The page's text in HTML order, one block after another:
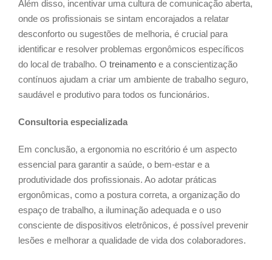
Além disso, incentivar uma cultura de comunicação aberta,
onde os profissionais se sintam encorajados a relatar
desconforto ou sugestões de melhoria, é crucial para
identificar e resolver problemas ergonômicos específicos
do local de trabalho. O treinamento e a conscientização
contínuos ajudam a criar um ambiente de trabalho seguro,
saudável e produtivo para todos os funcionários.
Consultoria especializada
Em conclusão, a ergonomia no escritório é um aspecto
essencial para garantir a saúde, o bem-estar e a
produtividade dos profissionais. Ao adotar práticas
ergonômicas, como a postura correta, a organização do
espaço de trabalho, a iluminação adequada e o uso
consciente de dispositivos eletrônicos, é possível prevenir
lesões e melhorar a qualidade de vida dos colaboradores.